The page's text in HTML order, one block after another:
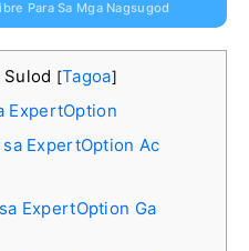
Para Sa Mga Nagsugod
Sulod [Tagoa]
ExpertOption
ExpertOption Ac
ExpertOption Ga